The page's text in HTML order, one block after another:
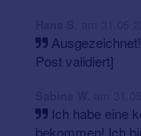
Post validiert]
Ich habe eine
bekommen! Ich